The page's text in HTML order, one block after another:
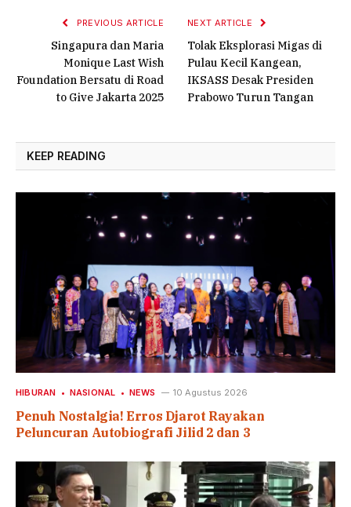
PREVIOUS ARTICLE
Singapura dan Maria
Monique Last Wish
Foundation Bersatu di Road
to Give Jakarta 2025
NEXT ARTICLE
Tolak Eksplorasi Migas di
Pulau Kecil Kangean,
IKSASS Desak Presiden
Prabowo Turun Tangan
KEEP READING
HIBURAN NASIONAL NEWS 10 Agustus 2026
Penuh Nostalgia! Erros Djarot Rayakan
Peluncuran Autobiografi Jilid 2 dan 3